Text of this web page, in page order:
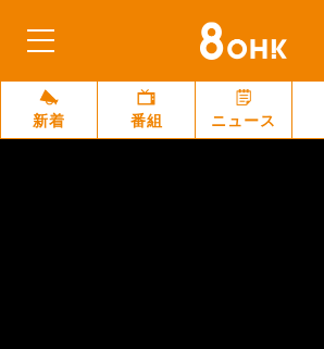
新着 番組 ニュース